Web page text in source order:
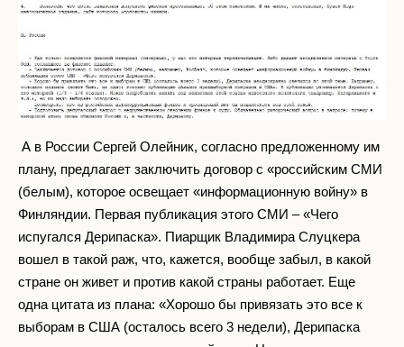
А в России Сергей Олейник, согласно предложенному им
плану, предлагает заключить договор с «российским СМИ
(белым), которое освещает «информационную войну» в
Финляндии. Первая публикация этого СМИ – «Чего
испугался Дерипаска». Пиарщик Владимира Слуцкера
вошел в такой раж, что, кажется, вообще забыл, в какой
стране он живет и против какой страны работает. Еще
одна цитата из плана: «Хорошо бы привязать это все к
выборам в США (осталось всего 3 недели), Дерипаска